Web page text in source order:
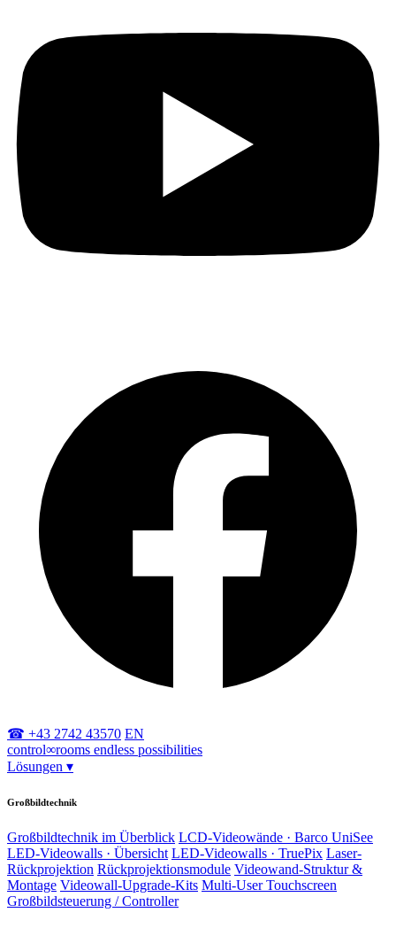
☎ +43 2742 43570 EN
control∞rooms endless possibilities
Lösungen ▾
Großbildtechnik
Großbildtechnik im Überblick LCD-Videowände · Barco UniSee
LED-Videowalls · Übersicht LED-Videowalls · TruePix Laser-
Rückprojektion Rückprojektionsmodule Videowand-Struktur &
Montage Videowall-Upgrade-Kits Multi-User Touchscreen
Großbildsteuerung / Controller